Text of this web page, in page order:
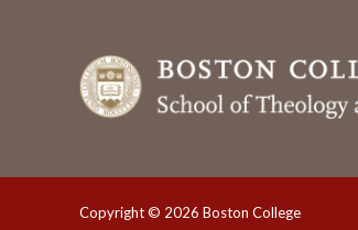
Copyright © 2026 Boston College